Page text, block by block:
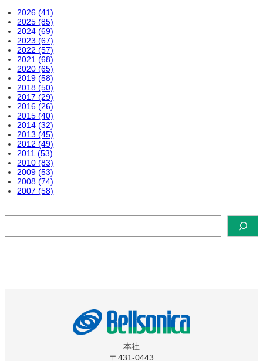
2026 (41)
2025 (85)
2024 (69)
2023 (67)
2022 (57)
2021 (68)
2020 (65)
2019 (58)
2018 (50)
2017 (29)
2016 (26)
2015 (40)
2014 (32)
2013 (45)
2012 (49)
2011 (53)
2010 (83)
2009 (53)
2008 (74)
2007 (58)
本社
〒431-0443